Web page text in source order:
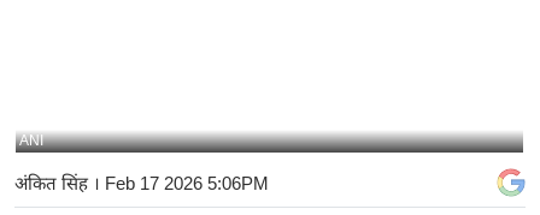
य
बि
ज़
ANI
अंकित सिंह। Feb 17 2026 5:06PM